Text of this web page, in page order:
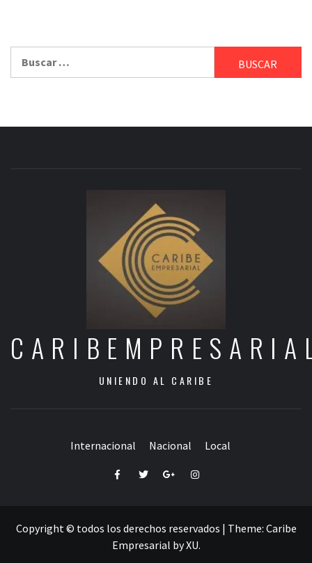
UNIENDO AL CARIBE
Internacional Nacional Local
FacebookTwitterGoogle+Instagram
Copyright © todos los derechos reservados | Theme: Caribe
Empresarial byXU.